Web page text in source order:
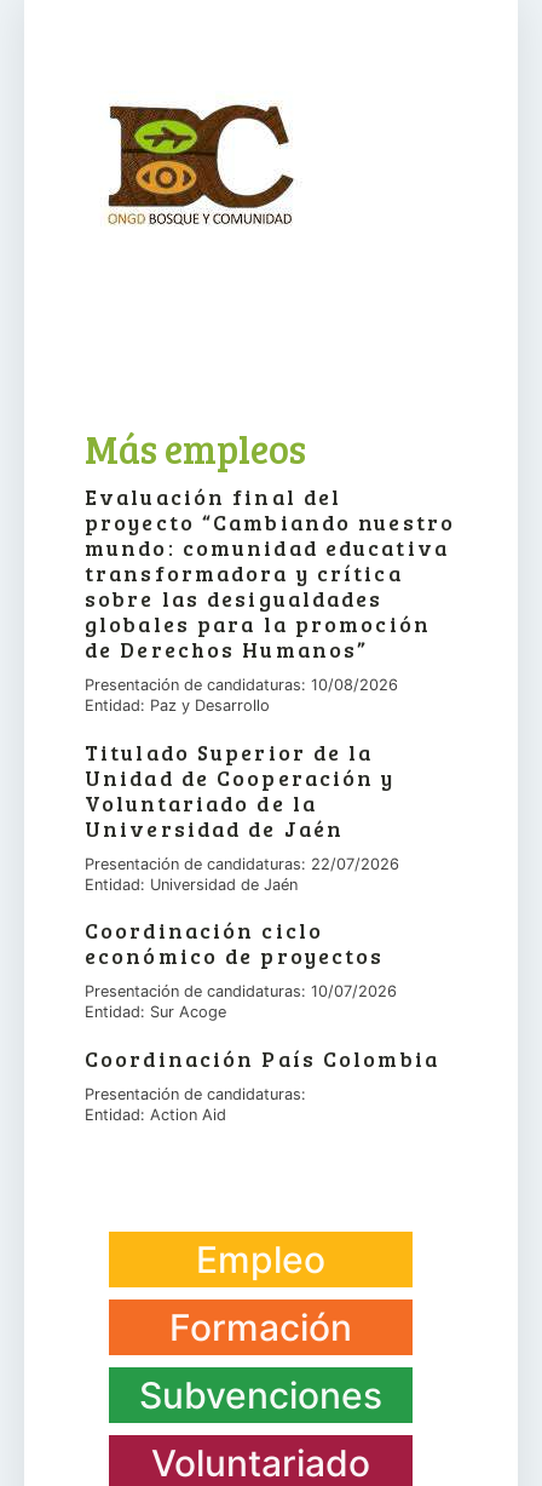
Más empleos
Evaluación final del
proyecto “Cambiando nuestro
mundo: comunidad educativa
transformadora y crítica
sobre las desigualdades
globales para la promoción
de Derechos Humanos”
Presentación de candidaturas: 10/08/2026
Entidad: Paz y Desarrollo
Titulado Superior de la
Unidad de Cooperación y
Voluntariado de la
Universidad de Jaén
Presentación de candidaturas: 22/07/2026
Entidad: Universidad de Jaén
Coordinación ciclo
económico de proyectos
Presentación de candidaturas: 10/07/2026
Entidad: Sur Acoge
Coordinación País Colombia
Presentación de candidaturas:
Entidad: Action Aid
Empleo
Formación
Subvenciones
Voluntariado